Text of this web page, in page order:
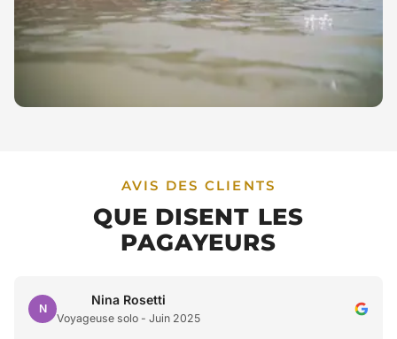
AVIS DES CLIENTS
QUE DISENT LES
PAGAYEURS
N
Nina Rosetti
Voyageuse solo - Juin 2025